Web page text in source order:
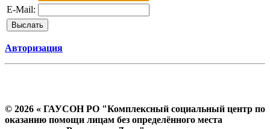
E-Mail:
Авторизация
© 2026 « ГАУСОН РО "Комплексный социальный центр по
оказанию помощи лицам без определённого места